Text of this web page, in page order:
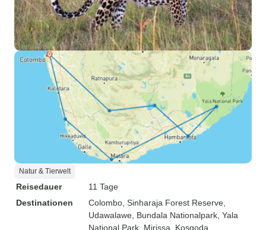
Natur & Tierwelt
Reisedauer
11 Tage
Destinationen
Colombo , Sinharaja Forest Reserve
Udawalawe , Bundala Nationalpark , Yala
National Park , Mirissa , Kosgoda